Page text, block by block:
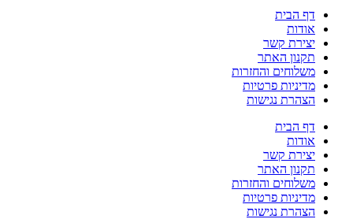
דף הבית
אודות
יצירת קשר
תקנון האתר
משלוחים והחזרות
מדיניות פרטיות
הצהרת נגישות
דף הבית
אודות
יצירת קשר
תקנון האתר
משלוחים והחזרות
מדיניות פרטיות
הצהרת נגישות